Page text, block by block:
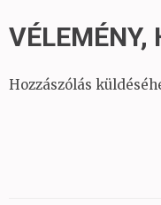
VÉLEMÉNY,
Hozzászólás